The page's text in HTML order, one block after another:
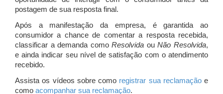
postagem de sua resposta final.
Após a manifestação da empresa, é garantida ao
consumidor a chance de comentar a resposta recebida,
classificar a demanda comoResolvida ouNão Resolvida,
e ainda indicar seu nível de satisfação com o atendimento
recebido.
Assista os vídeos sobre como registrar sua reclamaçãoe
como acompanhar sua reclamação.